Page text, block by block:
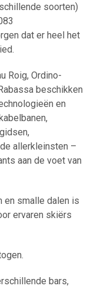
soorten)
dat er heel het
Roig, Ordino-
beschikken
en
allerkleinsten –
aan de voet van
en smalle dalen is
ervaren skiërs
bars,